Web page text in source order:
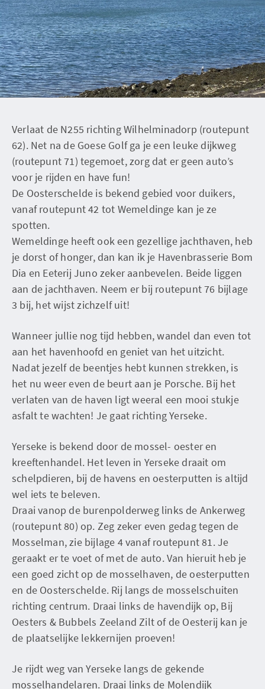
Verlaat de N255 richting Wilhelminadorp (routepunt
62). Net na de Goese Golf ga je een leuke dijkweg
(routepunt 71) tegemoet, zorg dat er geen auto’s
voor je rijden en have fun!
De Oosterschelde is bekend gebied voor duikers,
vanaf routepunt 42 tot Wemeldinge kan je ze
spotten.
Wemeldinge heeft ook een gezellige jachthaven, heb
je dorst of honger, dan kan ik je Havenbrasserie Bom
Dia en Eeterij Juno zeker aanbevelen. Beide liggen
aan de jachthaven. Neem er bij routepunt 76 bijlage
3 bij, het wijst zichzelf uit!
Wanneer jullie nog tijd hebben, wandel dan even tot
aan het havenhoofd en geniet van het uitzicht.
Nadat jezelf de beentjes hebt kunnen strekken, is
het nu weer even de beurt aan je Porsche. Bij het
verlaten van de haven ligt weeral een mooi stukje
asfalt te wachten! Je gaat richting Yerseke.
Yerseke is bekend door de mossel- oester en
kreeftenhandel. Het leven in Yerseke draait om
schelpdieren, bij de havens en oesterputten is altijd
wel iets te beleven.
Draai vanop de burenpolderweg links de Ankerweg
(routepunt 80) op. Zeg zeker even gedag tegen de
Mosselman, zie bijlage 4 vanaf routepunt 81. Je
geraakt er te voet of met de auto. Van hieruit heb je
een goed zicht op de mosselhaven, de oesterputten
en de Oosterschelde. Rij langs de mosselschuiten
richting centrum. Draai links de havendijk op, Bij
Oesters & Bubbels Zeeland Zilt of de Oesterij kan je
de plaatselijke lekkernijen proeven!
Je rijdt weg van Yerseke langs de gekende
mosselhandelaren. Draai links de Molendijk